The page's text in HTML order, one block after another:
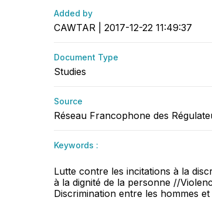
Added by
CAWTAR | 2017-12-22 11:49:37
Document Type
Studies
Source
Réseau Francophone des
Keywords :
Lutte contre les incitations à la
à la dignité de la personne //
Discrimination entre les hommes